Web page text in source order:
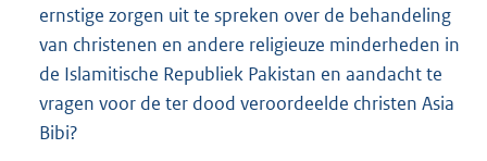
ernstige zorgen uit te spreken over de behandeling
van christenen en andere religieuze minderheden in
de Islamitische Republiek Pakistan en aandacht te
vragen voor de ter dood veroordeelde christen Asia
Bibi?